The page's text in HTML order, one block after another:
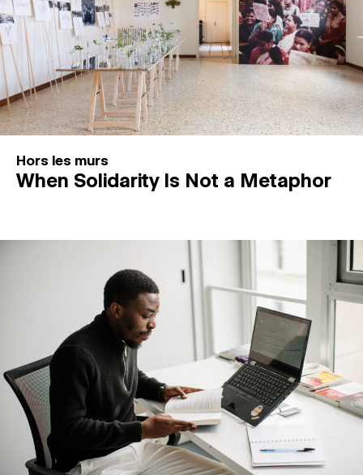
Hors les murs
When Solidarity Is Not a Metaphor